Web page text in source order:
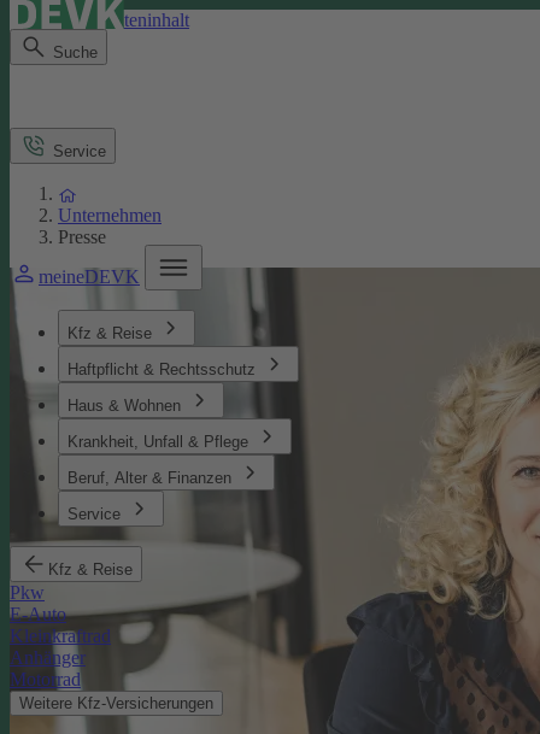
Direkt zum Seiteninhalt
Suche
meineDEVK
Kfz & Reise
Haftpflicht & Rechtsschutz
Haus & Wohnen
Krankheit, Unfall & Pflege
Beruf, Alter & Finanzen
Service
Kfz & Reise
Pkw
E-Auto
Kleinkraftrad
Anhänger
Motorrad
Weitere Kfz-Versicherungen
Service
Unternehmen
Presse